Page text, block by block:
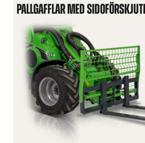
PALLGAFFLAR MED